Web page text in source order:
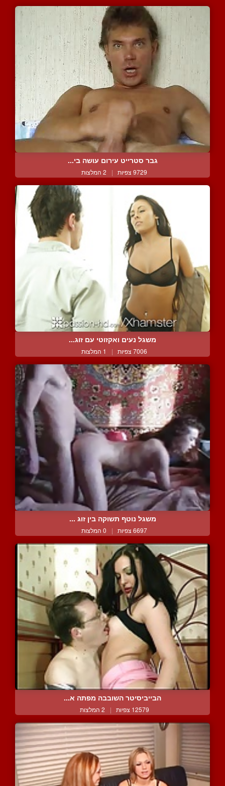
גבר סטרייט עירום עושה בי...
9729 צפיות | 2 המלצות
משגל נעים ואקזוטי עם זוג...
7006 צפיות | 1 המלצות
משגל נוטף תשוקה בין זוג ...
6697 צפיות | 0 המלצות
הבייביסיטר השובבה מפתה א...
12579 צפיות | 2 המלצות